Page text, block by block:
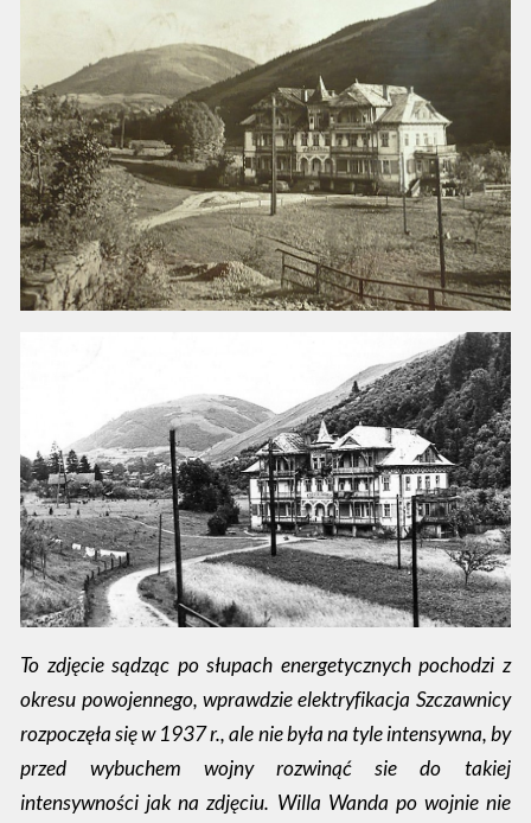
To zdjęcie sądząc po słupach energetycznych pochodzi z
okresu powojennego, wprawdzie elektryfikacja Szczawnicy
rozpoczęła się w 1937 r., ale nie była na tyle intensywna, by
przed wybuchem wojny rozwinąć sie do takiej
intensywności jak na zdjęciu. Willa Wanda po wojnie nie